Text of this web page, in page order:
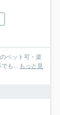
ペット可・楽
も... もっと見